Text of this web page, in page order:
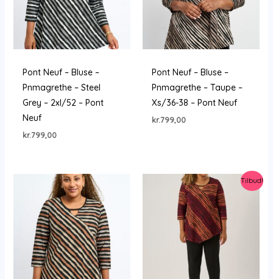
Pont Neuf – Bluse –
Pnmagrethe – Steel
Grey – 2xl/52 – Pont
Neuf
kr.799,00
Pont Neuf – Bluse –
Pnmagrethe – Taupe –
Xs/36-38 – Pont Neuf
kr.799,00
Tilbud!